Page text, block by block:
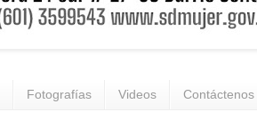
Fotografías Videos Contáctenos